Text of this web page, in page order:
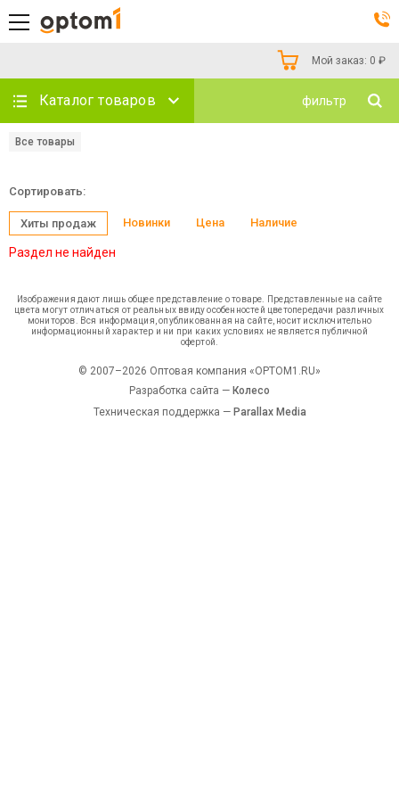
Мой заказ: 0 ₽
Каталог товаров фильтр
Все товары
Сортировать:
Хиты продаж Новинки Цена Наличие
Раздел не найден
Изображения дают лишь общее представление о товаре. Представленные на сайте
цвета могут отличаться от реальных ввиду особенностей цветопередачи различных
мониторов. Вся информация, опубликованная на сайте, носит исключительно
информационный характер и ни при каких условиях не является публичной
офертой.
© 2007–2026 Оптовая компания «OPTOM1.RU»
Разработка сайта — Колесо
Техническая поддержка — Parallax Media